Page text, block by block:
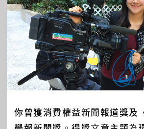
你曾獲消費權益新聞報道獎及